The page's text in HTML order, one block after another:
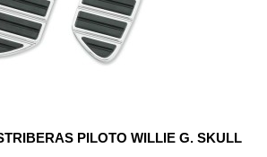
PILOTO WILLIE G. SKULL